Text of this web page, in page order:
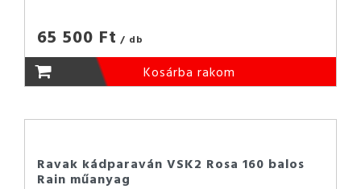
65 500 Ft / db
Kosárba rakom
Ravak kádparaván VSK2 Rosa 160 balos
Rain műanyag